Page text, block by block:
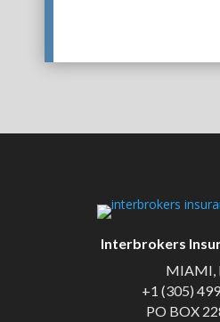
Interbrokers
MIAMI,
+1 (305)
PO BOX